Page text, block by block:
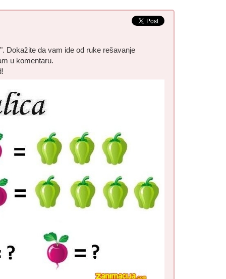
Dokažite da vam ide od ruke rešavanje
u komentaru.